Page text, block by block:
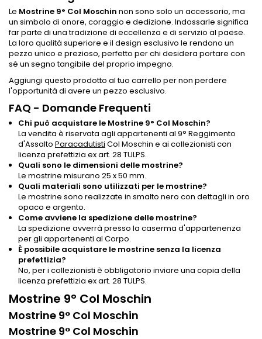
Le Mostrine 9° Col Moschin non sono solo un accessorio, ma
un simbolo di onore, coraggio e dedizione. Indossarle significa
far parte di una tradizione di eccellenza e di servizio al paese.
La loro qualità superiore e il design esclusivo le rendono un
pezzo unico e prezioso, perfetto per chi desidera portare con
sé un segno tangibile del proprio impegno.
Aggiungi questo prodotto al tuo carrello per non perdere
l'opportunità di avere un pezzo esclusivo.
FAQ - Domande Frequenti
Chi può acquistare le Mostrine 9° Col Moschin?
La vendita è riservata agli appartenenti al 9° Reggimento
d'Assalto Paracadutisti Col Moschin e ai collezionisti con
licenza prefettizia ex art. 28 TULPS.
Quali sono le dimensioni delle mostrine?
Le mostrine misurano 25 x 50 mm.
Quali materiali sono utilizzati per le mostrine?
Le mostrine sono realizzate in smalto nero con dettagli in oro
opaco e argento.
Come avviene la spedizione delle mostrine?
La spedizione avverrà presso la caserma d'appartenenza
per gli appartenenti al Corpo.
È possibile acquistare le mostrine senza la licenza
prefettizia?
No, per i collezionisti è obbligatorio inviare una copia della
licenza prefettizia ex art. 28 TULPS.
Mostrine 9° Col Moschin
Mostrine 9° Col Moschin
Mostrine 9° Col Moschin